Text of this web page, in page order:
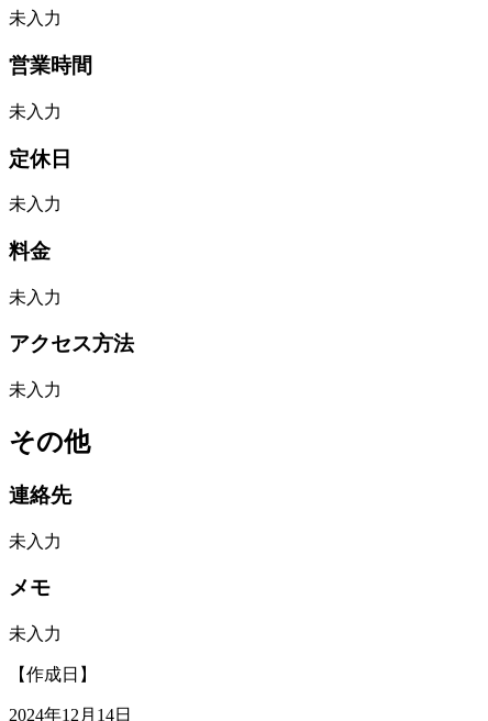
未入力
営業時間
未入力
定休日
未入力
料金
未入力
アクセス方法
未入力
その他
連絡先
未入力
メモ
未入力
【作成日】
2024年12月14日